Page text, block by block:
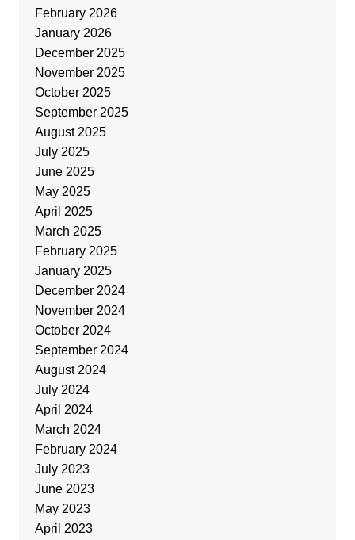
February 2026
January 2026
December 2025
November 2025
October 2025
September 2025
August 2025
July 2025
June 2025
May 2025
April 2025
March 2025
February 2025
January 2025
December 2024
November 2024
October 2024
September 2024
August 2024
July 2024
April 2024
March 2024
February 2024
July 2023
June 2023
May 2023
April 2023